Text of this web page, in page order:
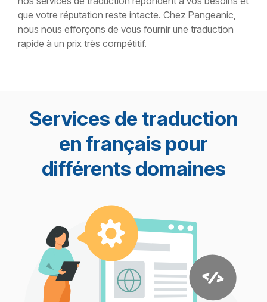
que votre réputation reste intacte. Chez Pangeanic,
nous nous efforçons de vous fournir une traduction
rapide à un prix très compétitif.
Services de traduction
en français pour
différents domaines